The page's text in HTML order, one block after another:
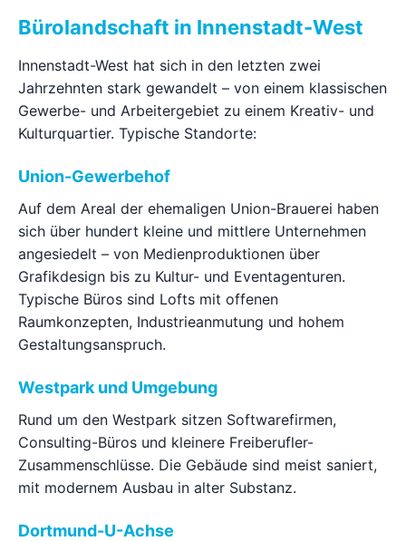
Bürolandschaft in Innenstadt-West
Innenstadt-West hat sich in den letzten zwei
Jahrzehnten stark gewandelt – von einem klassischen
Gewerbe- und Arbeitergebiet zu einem Kreativ- und
Kulturquartier. Typische Standorte:
Union-Gewerbehof
Auf dem Areal der ehemaligen Union-Brauerei haben
sich über hundert kleine und mittlere Unternehmen
angesiedelt – von Medienproduktionen über
Grafikdesign bis zu Kultur- und Eventagenturen.
Typische Büros sind Lofts mit offenen
Raumkonzepten, Industrieanmutung und hohem
Gestaltungsanspruch.
Westpark und Umgebung
Rund um den Westpark sitzen Softwarefirmen,
Consulting-Büros und kleinere Freiberufler-
Zusammenschlüsse. Die Gebäude sind meist saniert,
mit modernem Ausbau in alter Substanz.
Dortmund-U-Achse